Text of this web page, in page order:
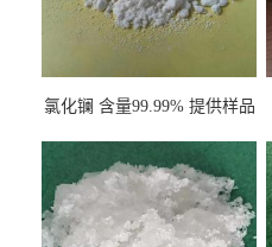
氯化镧 含量99.99% 提供样品